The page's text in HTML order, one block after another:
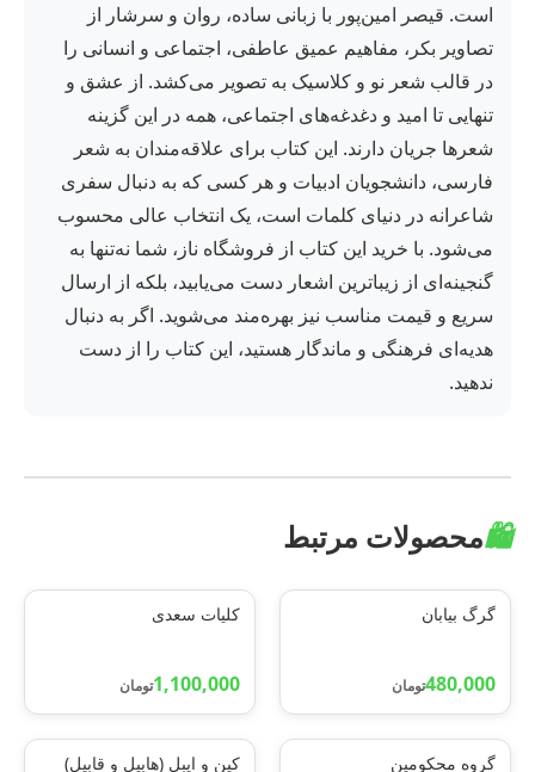
است. قیصر امین‌پور با زبانی ساده، روان و سرشار از
تصاویر بکر، مفاهیم عمیق عاطفی، اجتماعی و انسانی را
در قالب شعر نو و کلاسیک به تصویر می‌کشد. از عشق و
تنهایی تا امید و دغدغه‌های اجتماعی، همه در این گزینه
شعرها جریان دارند. این کتاب برای علاقه‌مندان به شعر
فارسی، دانشجویان ادبیات و هر کسی که به دنبال سفری
شاعرانه در دنیای کلمات است، یک انتخاب عالی محسوب
می‌شود. با خرید این کتاب از فروشگاه ناز، شما نه‌تنها به
گنجینه‌ای از زیباترین اشعار دست می‌یابید، بلکه از ارسال
سریع و قیمت مناسب نیز بهره‌مند می‌شوید. اگر به دنبال
هدیه‌ای فرهنگی و ماندگار هستید، این کتاب را از دست
ندهید.
🛍️محصولات مرتبط
گرگ بیابان
480,000تومان
کلیات سعدی
1,100,000تومان
گروه محکومین کین و ایبل (هابیل و قابیل)